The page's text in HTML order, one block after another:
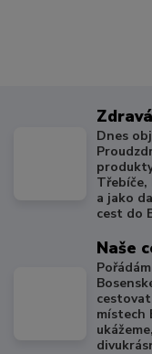
Dnes
Třebíče,
a jako
cest do
Naše
místech